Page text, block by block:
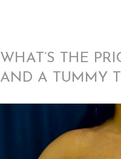
WHAT’S THE
AND A TUMMY